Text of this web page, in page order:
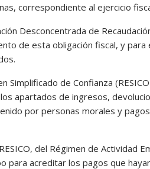
correspondiente al ejercicio
Desconcentrada de
de esta obligación fiscal, y para
Simplificado de Confianza
apartados de ingresos,
por personas morales y
del Régimen de Actividad
para acreditar los pagos que